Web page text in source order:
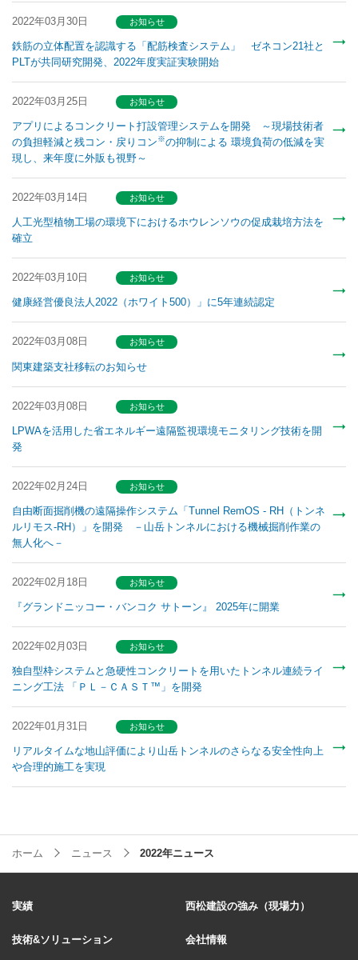
2022年03月30日 お知らせ
鉄筋の立体配置を認識する「配筋検査システム」 ゼネコン21社と
PLTが共同研究開発、2022年度実証実験開始
2022年03月25日 お知らせ
アプリによるコンクリート打設管理システムを開発 ～現場技術者
の負担軽減と残コン・戻りコン※の抑制による 環境負荷の低減を実
現し、来年度に外販も視野～
2022年03月14日 お知らせ
人工光型植物工場の環境下におけるホウレンソウの促成栽培方法を
確立
2022年03月10日 お知らせ
健康経営優良法人2022（ホワイト500）」に5年連続認定
2022年03月08日 お知らせ
関東建築支社移転のお知らせ
2022年03月08日 お知らせ
LPWAを活用した省エネルギー遠隔監視環境モニタリング技術を開
発
2022年02月24日 お知らせ
自由断面掘削機の遠隔操作システム「Tunnel RemOS - RH（トンネ
ルリモス-RH）」を開発 －山岳トンネルにおける機械掘削作業の
無人化へ－
2022年02月18日 お知らせ
『グランドニッコー・バンコク サトーン』 2025年に開業
2022年02月03日 お知らせ
独自型枠システムと急硬性コンクリートを用いたトンネル連続ライ
ニング工法 「ＰＬ－ＣＡＳＴ™」を開発
2022年01月31日 お知らせ
リアルタイムな地山評価により山岳トンネルのさらなる安全性向上
や合理的施工を実現
ホーム ニュース 2022年ニュース
実績 西松建設の強み（現場力）
技術&ソリューション 会社情報